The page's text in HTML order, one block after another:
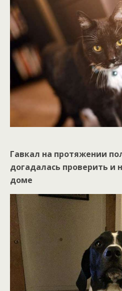
Гавкал на протяжении
догадалась проверить и
доме